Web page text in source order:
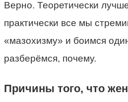
Верно. Теоретически
практически все мы
«мазохизму» и боимся
разберёмся, почему.
Причины того, что